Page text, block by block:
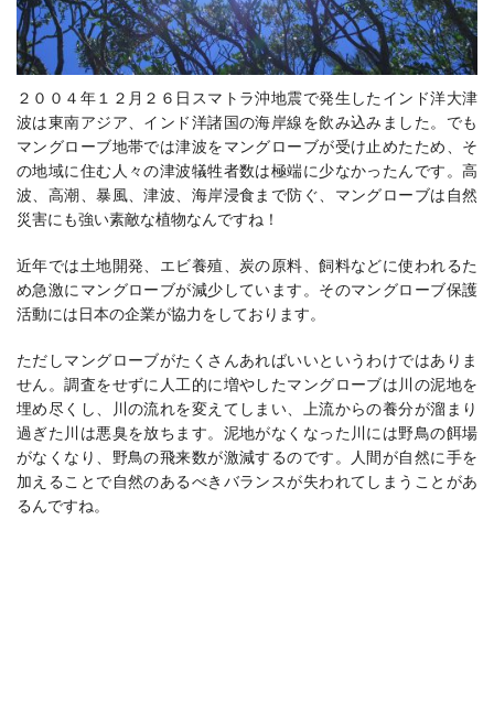
２００４年１２月２６日スマトラ沖地震で発生したインド洋大津
波は東南アジア、インド洋諸国の海岸線を飲み込みました。でも
マングローブ地帯では津波をマングローブが受け止めたため、そ
の地域に住む人々の津波犠牲者数は極端に少なかったんです。高
波、高潮、暴風、津波、海岸浸食まで防ぐ、マングローブは自然
災害にも強い素敵な植物なんですね！
近年では土地開発、エビ養殖、炭の原料、飼料などに使われるた
め急激にマングローブが減少しています。そのマングローブ保護
活動には日本の企業が協力をしております。
ただしマングローブがたくさんあればいいというわけではありま
せん。調査をせずに人工的に増やしたマングローブは川の泥地を
埋め尽くし、川の流れを変えてしまい、上流からの養分が溜まり
過ぎた川は悪臭を放ちます。泥地がなくなった川には野鳥の餌場
がなくなり、野鳥の飛来数が激減するのです。人間が自然に手を
加えることで自然のあるべきバランスが失われてしまうことがあ
るんですね。